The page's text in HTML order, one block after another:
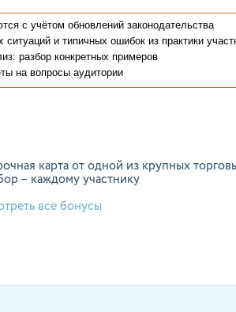
с учётом обновлений законодательства
и типичных ошибок из практики
разбор конкретных примеров
на вопросы аудитории
карта от одной из крупных
– каждому участнику
все бонусы